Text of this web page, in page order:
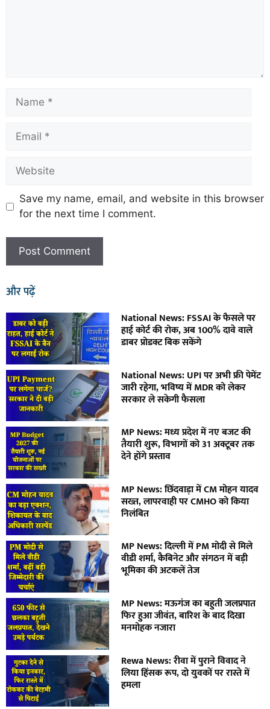
Save my name, email, and website in this browser
for the next time I comment.
और पढ़ें
National News: FSSAI के फैसले पर
हाई कोर्ट की रोक, अब 100% दावे वाले
डाबर प्रोडक्ट बिक सकेंगे
National News: UPI पर अभी फ्री पेमेंट
जारी रहेगा, भविष्य में MDR को लेकर
सरकार ले सकेगी फैसला
MP News: मध्य प्रदेश में नए बजट की
तैयारी शुरू, विभागों को 31 अक्टूबर तक
देने होंगे प्रस्ताव
MP News: छिंदवाड़ा में CM मोहन यादव
सख्त, लापरवाही पर CMHO को किया
निलंबित
MP News: दिल्ली में PM मोदी से मिले
वीडी शर्मा, कैबिनेट और संगठन में बड़ी
भूमिका की अटकलें तेज
MP News: मऊगंज का बहुती जलप्रपात
फिर हुआ जीवंत, बारिश के बाद दिखा
मनमोहक नजारा
Rewa News: रीवा में पुराने विवाद ने
लिया हिंसक रूप, दो युवकों पर रास्ते में
हमला